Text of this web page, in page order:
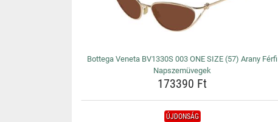
Bottega Veneta BV1330S 003 ONE SIZE (57) Arany Férfi
Napszemüvegek
173390 Ft
ÚJDONSÁG